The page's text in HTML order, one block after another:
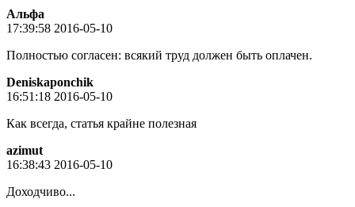
Альфа
17:39:58 2016-05-10
Полностью согласен: всякий труд должен быть оплачен.
Deniskaponchik
16:51:18 2016-05-10
Как всегда, статья крайне полезная
azimut
16:38:43 2016-05-10
Доходчиво...